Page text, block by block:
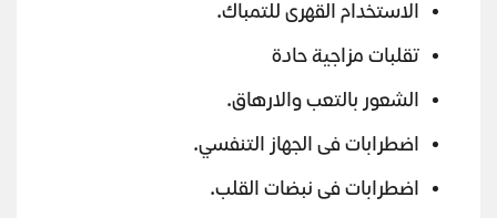
الاستخدام القهرى للتمباك.
تقلبات مزاجية حادة
الشعور بالتعب والارهاق.
اضطرابات فى الجهاز التنفسي.
اضطرابات فى نبضات القلب.